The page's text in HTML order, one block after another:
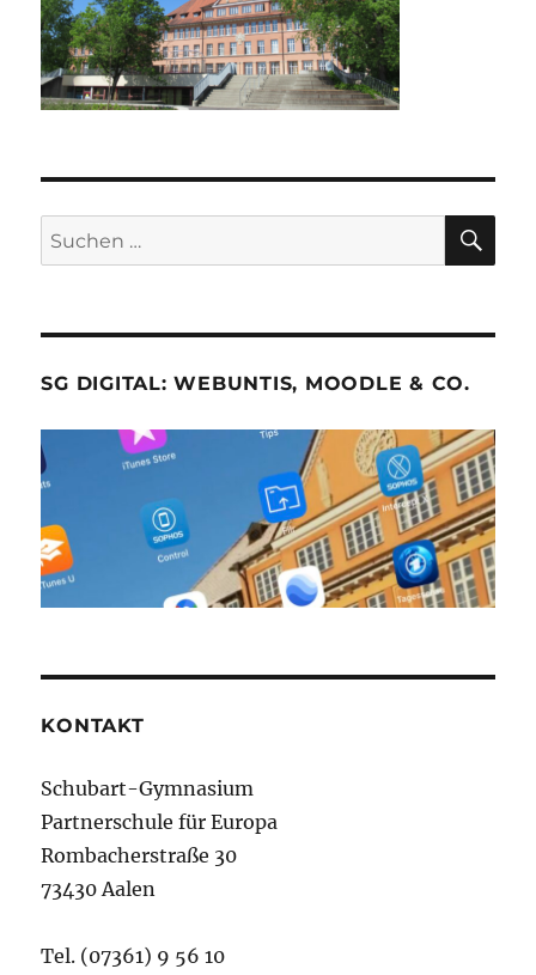
Suche
nach:
SG DIGITAL: WEBUNTIS, MOODLE & CO.
KONTAKT
Schubart-Gymnasium
Partnerschule für Europa
Rombacherstraße 30
73430 Aalen
Tel. (07361) 9 56 10